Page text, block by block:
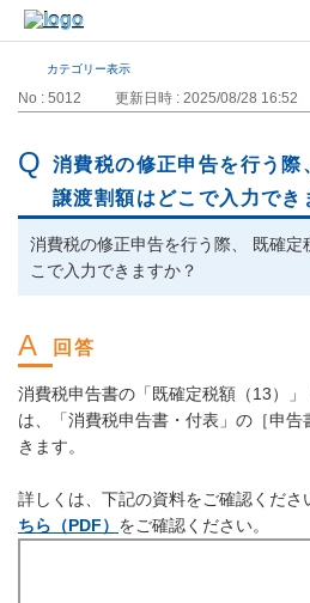
カテゴリー表示
No : 5012 更新日時 : 2025/08/28 16:52
消費税の修正申告を行う際
譲渡割額はどこで入力でき
消費税の修正申告を行う際、 既確
こで入力できますか？
消費税申告書の「既確定税額（13）」
は、「消費税申告書・付表」の［申
きます。
詳しくは、下記の資料をご確認くださ
ちら（PDF） をご確認ください。